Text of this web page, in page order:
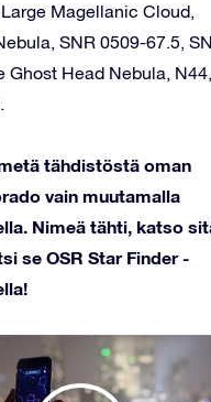
Magellanic Cloud,
SNR 0509-67.5, SN
Ghost Head Nebula, N44,
tähdistöstä oman
vain muutamalla
Nimeä tähti, katso
se OSR Star Finder -